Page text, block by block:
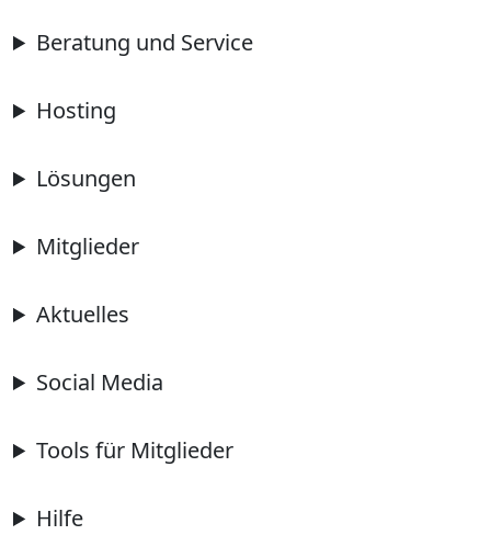
Beratung und Service
Hosting
Lösungen
Mitglieder
Aktuelles
Social Media
Tools für Mitglieder
Hilfe